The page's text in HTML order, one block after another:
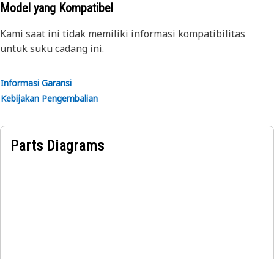
Model yang Kompatibel
Kami saat ini tidak memiliki informasi kompatibilitas
untuk suku cadang ini.
Informasi Garansi
Kebijakan Pengembalian
Parts Diagrams